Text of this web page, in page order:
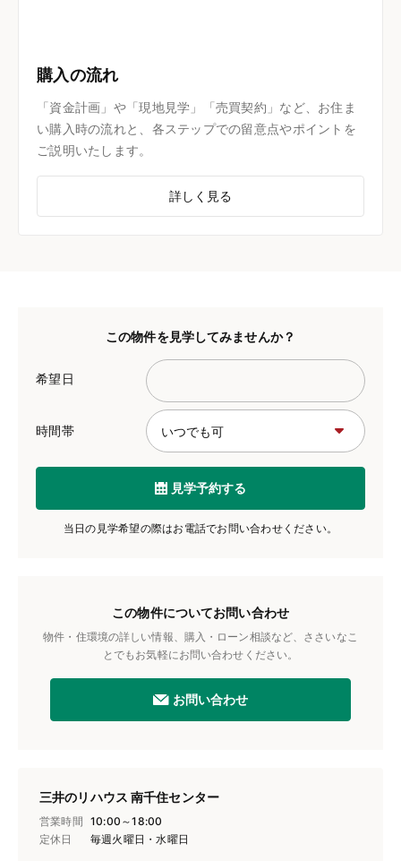
購入の流れ
「資金計画」や「現地見学」「売買契約」など、お住ま
い購入時の流れと、各ステップでの留意点やポイントを
ご説明いたします。
詳しく見る
この物件を見学してみませんか？
希望日
時間帯
見学予約する
当日の見学希望の際はお電話でお問い合わせください。
この物件についてお問い合わせ
物件・住環境の詳しい情報、購入・ローン相談など、ささいなこ
とでもお気軽にお問い合わせください。
お問い合わせ
三井のリハウス 南千住センター
営業時間 10:00～18:00
定休日
毎週火曜日・水曜日